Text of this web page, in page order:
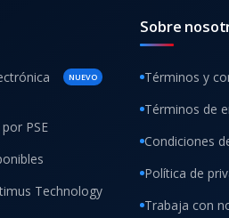
NUEVO
PSE
Technology
Sobre
Términos y
Términos de
Condiciones
Política de
Trabaja con